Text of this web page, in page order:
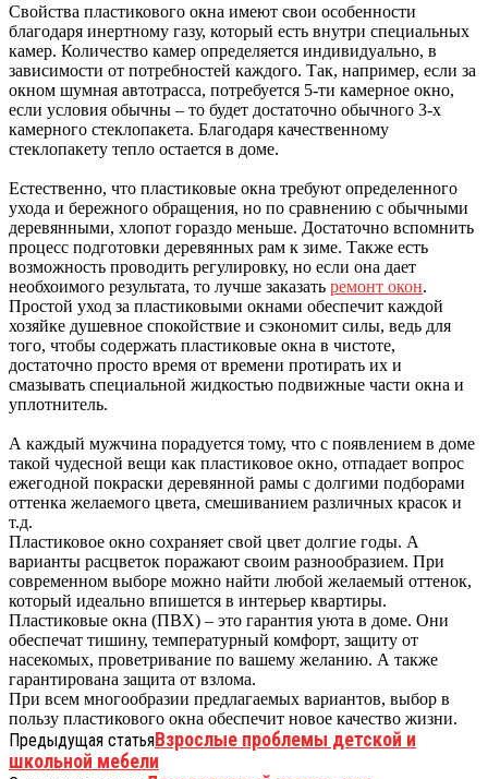
Свойства пластикового окна имеют свои особенности
благодаря инертному газу, который есть внутри специальных
камер. Количество камер определяется индивидуально, в
зависимости от потребностей каждого. Так, например, если за
окном шумная автотрасса, потребуется 5-ти камерное окно,
если условия обычны – то будет достаточно обычного 3-х
камерного стеклопакета. Благодаря качественному
стеклопакету тепло остается в доме.
Естественно, что пластиковые окна требуют определенного
ухода и бережного обращения, но по сравнению с обычными
деревянными, хлопот гораздо меньше. Достаточно вспомнить
процесс подготовки деревянных рам к зиме. Также есть
возможность проводить регулировку, но если она дает
необхоимого результата, то лучше заказать ремонт окон.
Простой уход за пластиковыми окнами обеспечит каждой
хозяйке душевное спокойствие и сэкономит силы, ведь для
того, чтобы содержать пластиковые окна в чистоте,
достаточно просто время от времени протирать их и
смазывать специальной жидкостью подвижные части окна и
уплотнитель.
А каждый мужчина порадуется тому, что с появлением в доме
такой чудесной вещи как пластиковое окно, отпадает вопрос
ежегодной покраски деревянной рамы с долгими подборами
оттенка желаемого цвета, смешиванием различных красок и
т.д.
Пластиковое окно сохраняет свой цвет долгие годы. А
варианты расцветок поражают своим разнообразием. При
современном выборе можно найти любой желаемый оттенок,
который идеально впишется в интерьер квартиры.
Пластиковые окна (ПВХ) – это гарантия уюта в доме. Они
обеспечат тишину, температурный комфорт, защиту от
насекомых, проветривание по вашему желанию. А также
гарантирована защита от взлома.
При всем многообразии предлагаемых вариантов, выбор в
пользу пластикового окна обеспечит новое качество жизни.
Предыдущая статьяВзрослые проблемы детской и
школьной мебели